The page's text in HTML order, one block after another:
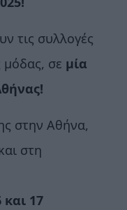
τις συλλογές
μόδας, σε µία
στην Αθήνα,
στη
και 17